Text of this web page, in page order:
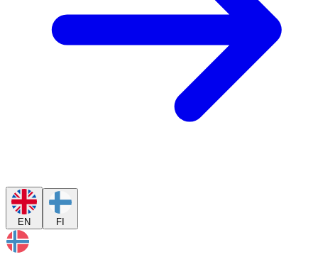
EN FI